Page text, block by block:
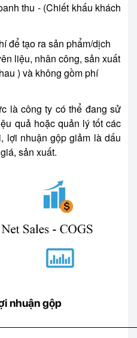
thu - (Chiết khấu khách
để tạo ra sản phẩm/dịch
liệu, nhân công, sản xuất
) và không gồm phí
là công ty có thể đang sử
quả hoặc quản lý tốt các
lợi nhuận gộp giảm là dấu
sản xuất.
nhuận gộp